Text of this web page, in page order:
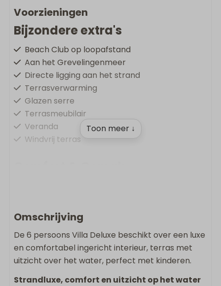
Voorzieningen
Bijzondere extra's
Beach Club op loopafstand
Aan het Grevelingenmeer
Directe ligging aan het strand
Terrasverwarming
Glazen serre
Terrasmeubilair
Veranda
Windvrij terras
Gratis Wifi
Rookvrij
Wasmachine
Droger
Wonen & Koken
Toon meer ↓
Omschrijving
De 6 persoons Villa Deluxe beschikt over een luxe
en comfortabel ingericht interieur, terras met
uitzicht over het water, perfect met kinderen.
Strandluxe, comfort en uitzicht op het water